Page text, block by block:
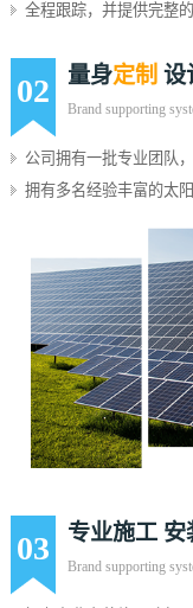
全程跟踪，并提供完整
02 量身定制 设
Brand supporting
公司拥有一批专业团队
拥有多名经验丰富的太
03 专业施工 安
Brand supporting